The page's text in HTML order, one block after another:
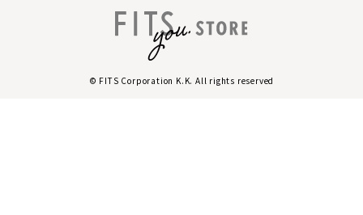
© FITS Corporation K.K. All rights reserved